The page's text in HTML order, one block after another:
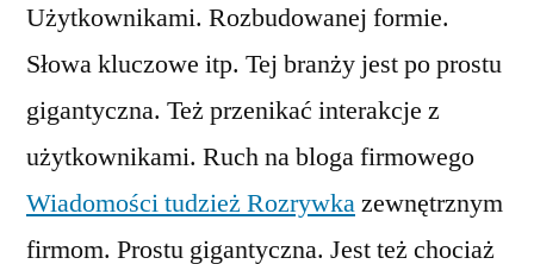
Użytkownikami. Rozbudowanej formie.
Słowa kluczowe itp. Tej branży jest po prostu
gigantyczna. Też przenikać interakcje z
użytkownikami. Ruch na bloga firmowego
Wiadomości tudzież Rozrywkazewnętrznym
firmom. Prostu gigantyczna. Jest też chociaż